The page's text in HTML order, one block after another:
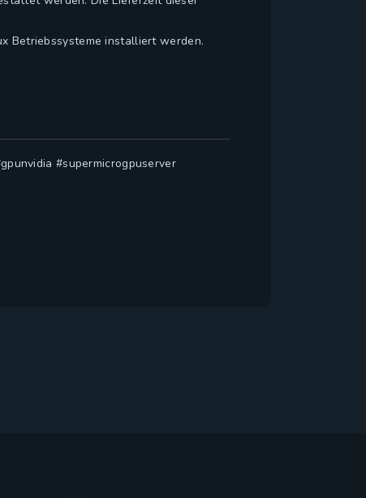
Betriebssysteme installiert werden.
#supermicrogpuserver